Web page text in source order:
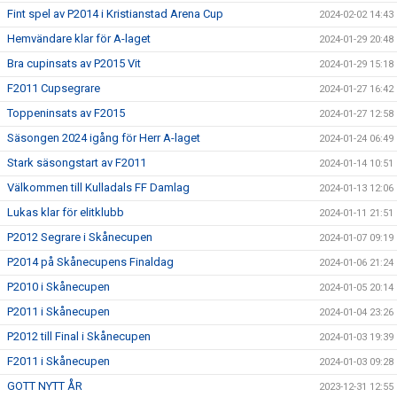
Fint spel av P2014 i Kristianstad Arena Cup 2024-02-02 14:43
Hemvändare klar för A-laget 2024-01-29 20:48
Bra cupinsats av P2015 Vit 2024-01-29 15:18
F2011 Cupsegrare 2024-01-27 16:42
Toppeninsats av F2015 2024-01-27 12:58
Säsongen 2024 igång för Herr A-laget 2024-01-24 06:49
Stark säsongstart av F2011 2024-01-14 10:51
Välkommen till Kulladals FF Damlag 2024-01-13 12:06
Lukas klar för elitklubb 2024-01-11 21:51
P2012 Segrare i Skånecupen 2024-01-07 09:19
P2014 på Skånecupens Finaldag 2024-01-06 21:24
P2010 i Skånecupen 2024-01-05 20:14
P2011 i Skånecupen 2024-01-04 23:26
P2012 till Final i Skånecupen 2024-01-03 19:39
F2011 i Skånecupen 2024-01-03 09:28
GOTT NYTT ÅR 2023-12-31 12:55